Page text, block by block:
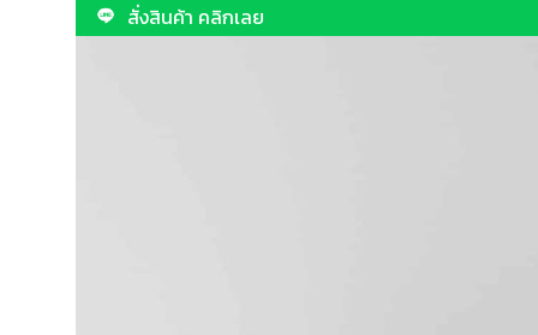
สั่งสินค้า คลิกเลย